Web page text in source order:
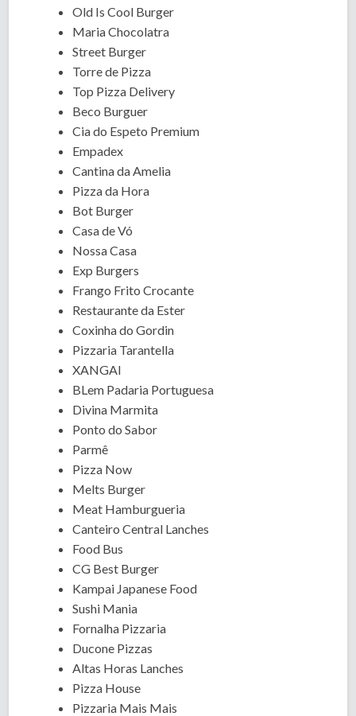
Old Is Cool Burger
Maria Chocolatra
Street Burger
Torre de Pizza
Top Pizza Delivery
Beco Burguer
Cia do Espeto Premium
Empadex
Cantina da Amelia
Pizza da Hora
Bot Burger
Casa de Vó
Nossa Casa
Exp Burgers
Frango Frito Crocante
Restaurante da Ester
Coxinha do Gordin
Pizzaria Tarantella
XANGAI
BLem Padaria Portuguesa
Divina Marmita
Ponto do Sabor
Parmê
Pizza Now
Melts Burger
Meat Hamburgueria
Canteiro Central Lanches
Food Bus
CG Best Burger
Kampai Japanese Food
Sushi Mania
Fornalha Pizzaria
Ducone Pizzas
Altas Horas Lanches
Pizza House
Pizzaria Mais Mais